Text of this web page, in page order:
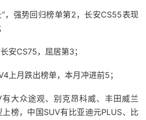
，强势回归榜单第2，长安CS55表现
安CS75，屈居第3；
上月跌出榜单，本月冲进前5；
大众途观、别克昂科威、丰田威兰
榜，中国SUV有比亚迪元PLUS、比